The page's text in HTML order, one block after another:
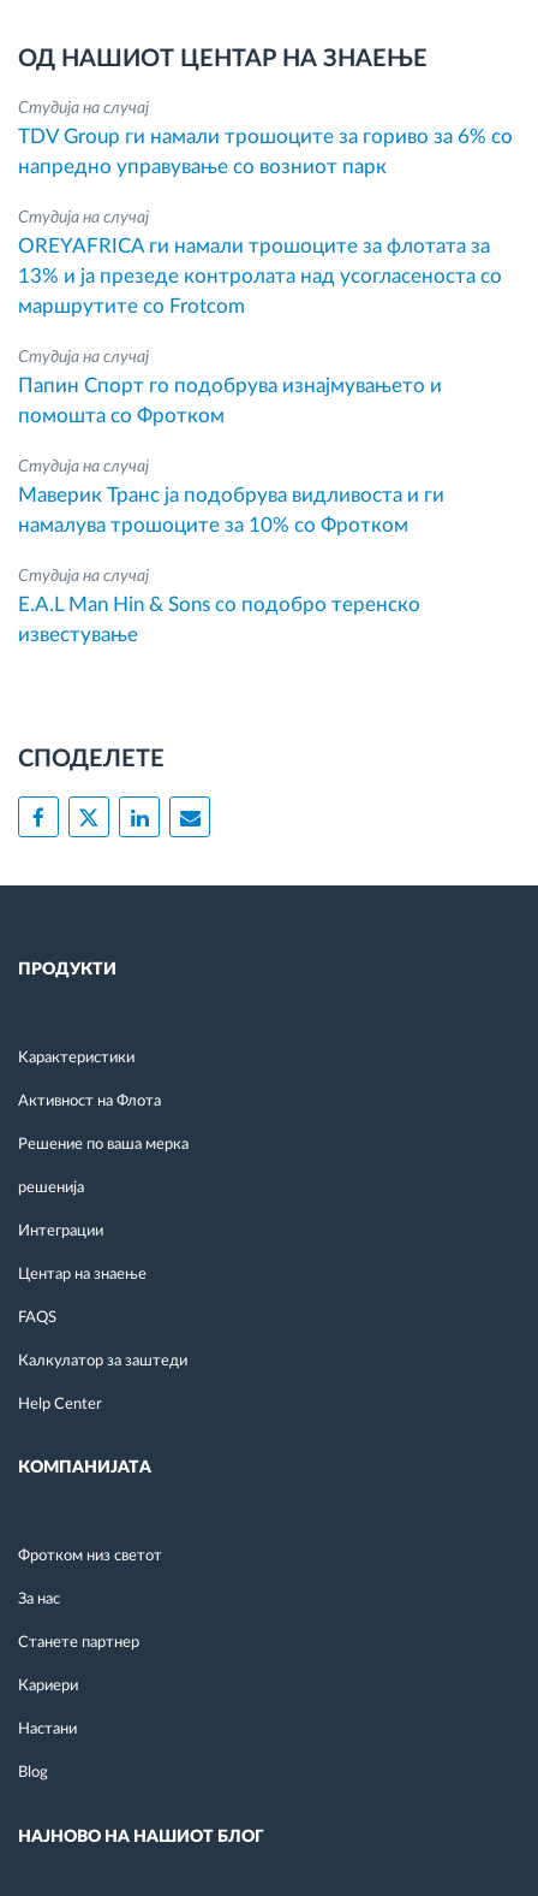
ОД НАШИОТ ЦЕНТАР НА ЗНАЕЊЕ
Студија на случај
TDV Group ги намали трошоците за гориво за 6% со
напредно управување со возниот парк
Студија на случај
OREYAFRICA ги намали трошоците за флотата за
13% и ја презеде контролата над усогласеноста со
маршрутите со Frotcom
Студија на случај
Папин Спорт го подобрува изнајмувањето и
помошта со Фротком
Студија на случај
Маверик Транс ја подобрува видливоста и ги
намалува трошоците за 10% со Фротком
Студија на случај
E.A.L Man Hin & Sons со подобро теренско
известување
СПОДЕЛЕТЕ
ПРОДУКТИ
Kарактеристики
Активност на Флота
Решение по ваша мерка
решенија
Интеграции
Центар на знаење
FAQS
Калкулатор за заштеди
Help Center
КОМПАНИЈАТА
Фротком низ светот
За нас
Станете партнер
Кариери
Настани
Blog
НАЈНОВО НА НАШИОТ БЛОГ